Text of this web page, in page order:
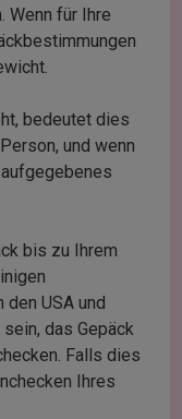
Wenn für Ihre
bedeutet dies
und wenn
bis zu Ihrem
USA und
das Gepäck
Falls dies
Ihres